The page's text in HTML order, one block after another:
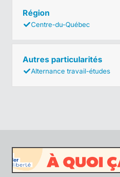
Région
Centre-du-Québec
Autres particularités
Alternance travail-études